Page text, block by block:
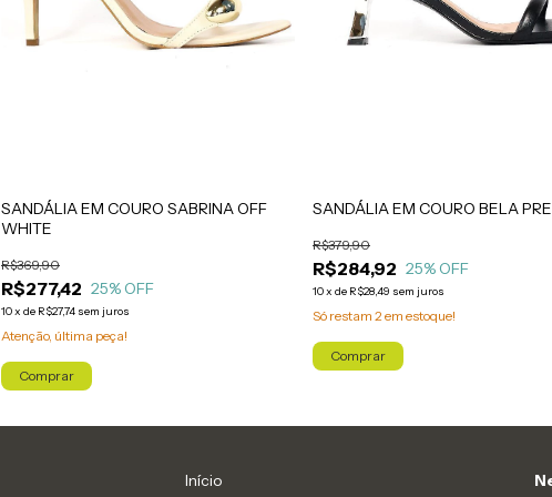
SANDÁLIA EM COURO SABRINA OFF
WHITE
R$277,42
R$369,90
25% OFF
10x de R$27,74 sem juros
Atenção, última peça!
Comprar
SANDÁLIA EM COURO BELA
R$284,92
R$379,90
25% OFF
10x de R$28,49 sem juros
Só restam 2 em estoque!
Comprar
Início